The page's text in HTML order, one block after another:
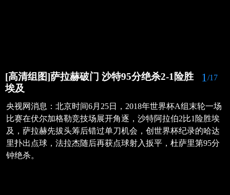
1/17
[高清组图]萨拉赫破门 沙特95分绝杀2-1险胜
埃及
央视网消息：北京时间6月25日，2018年世界杯A组末轮一场
比赛在伏尔加格勒竞技场展开角逐，沙特阿拉伯2比1险胜埃
及，萨拉赫先拔头筹后错过单刀机会，创世界杯纪录的哈达
里扑出点球，法拉杰随后再获点球射入扳平，杜萨里第95分
钟绝杀。